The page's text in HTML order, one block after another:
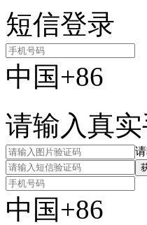
短信登录
中国+86
请输入真
中国+86